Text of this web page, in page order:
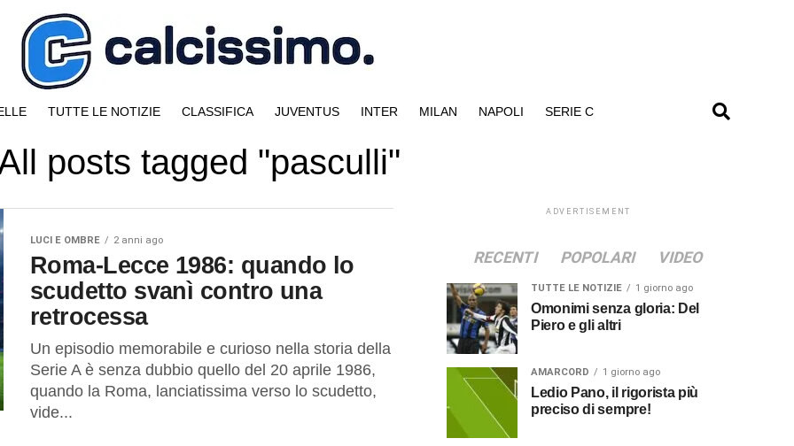
TUTTE LE NOTIZIE CLASSIFICA JUVENTUS INTER MILAN NAPOLI SERIE C
posts tagged "pasculli"
LUCI E OMBRE 2 anni ago
Roma-Lecce 1986: quando lo
scudetto svanì contro una
retrocessa
Un episodio memorabile e curioso nella storia della
Serie A è senza dubbio quello del 20 aprile 1986,
quando la Roma, lanciatissima verso lo scudetto,
vide...
ADVERTISEMENT
RECENTI POPOLARI VIDEO
TUTTE LE NOTIZIE 1 giorno ago
Omonimi senza gloria: Del
Piero e gli altri
AMARCORD 1 giorno ago
Ledio Pano, il rigorista più
preciso di sempre!